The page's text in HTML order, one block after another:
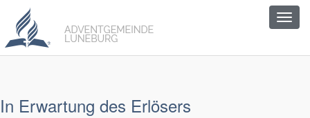
In Erwartung des Erlösers